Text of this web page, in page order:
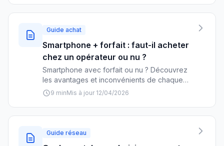
pratiques.
Guide achat
Smartphone + forfait : faut-il acheter
chez un opérateur ou nu ?
Smartphone avec forfait ou nu ? Découvrez
les avantages et inconvénients de chaque
option : prix, engagement, liberté de choix.
selon votre profil.
9 minMis à jour 12/04/2026
Guide réseau